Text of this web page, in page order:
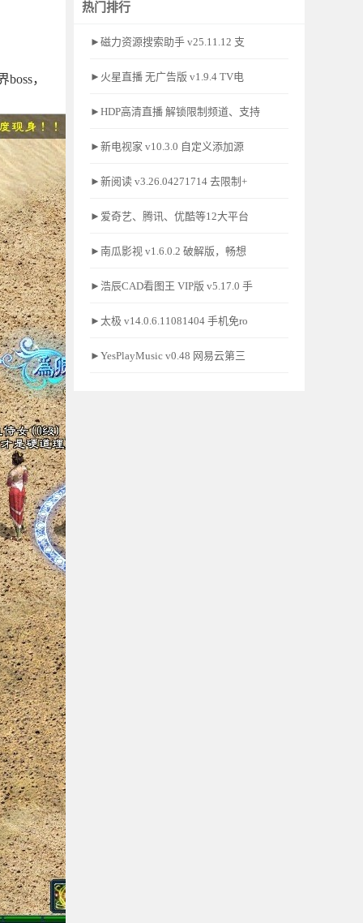
热门排行
►磁力资源搜索助手 v25.11.12 支
►火星直播 无广告版 v1.9.4 TV电
►HDP高清直播 解锁限制频道、支持
►新电视家 v10.3.0 自定义添加源
►新阅读 v3.26.04271714 去限制+
►爱奇艺、腾讯、优酷等12大平台
►南瓜影视 v1.6.0.2 破解版，畅想
►浩辰CAD看图王 VIP版 v5.17.0 手
►太极 v14.0.6.11081404 手机免ro
►YesPlayMusic v0.48 网易云第三
，